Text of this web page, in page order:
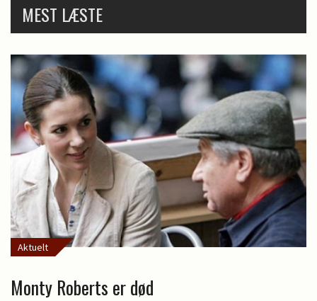
MEST LÆSTE
Aktuelt
Monty Roberts er død